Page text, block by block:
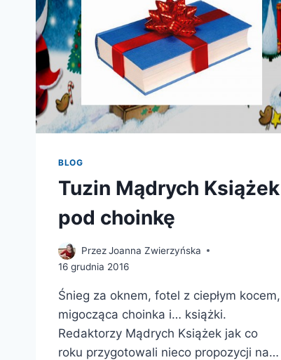
BLOG
Tuzin Mądrych Książek
pod choinkę
PrzezJoanna Zwierzyńska
16 grudnia 2016
Śnieg za oknem, fotel z ciepłym kocem,
migocząca choinka i… książki.
Redaktorzy Mądrych Książek jak co
roku przygotowali nieco propozycji na…